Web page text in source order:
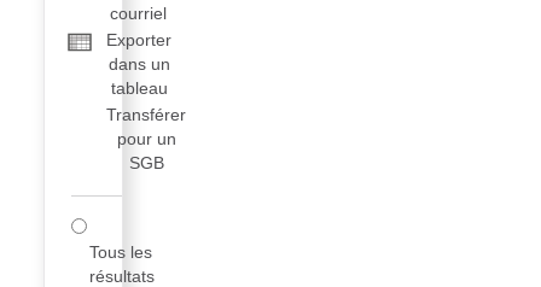
courriel
Exporter
dans un
tableau
Transférer
pour un
SGB
Tous les
résultats